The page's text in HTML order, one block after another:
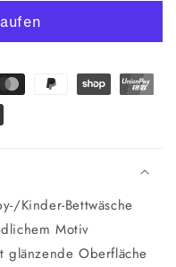
Kinder-Bettwäsche
Motiv
glänzende Oberfläche